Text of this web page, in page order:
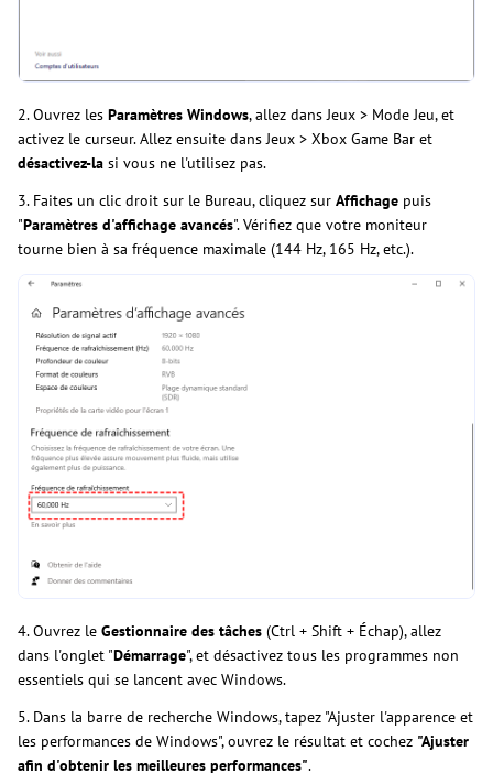
2. Ouvrez les Paramètres Windows, allez dans Jeux > Mode Jeu, et
activez le curseur. Allez ensuite dans Jeux > Xbox Game Bar et
désactivez-la si vous ne l'utilisez pas.
3. Faites un clic droit sur le Bureau, cliquez sur Affichage puis
"Paramètres d'affichage avancés". Vérifiez que votre moniteur
tourne bien à sa fréquence maximale (144 Hz, 165 Hz, etc.).
4. Ouvrez le Gestionnaire des tâches (Ctrl + Shift + Échap), allez
dans l'onglet "Démarrage", et désactivez tous les programmes non
essentiels qui se lancent avec Windows.
5. Dans la barre de recherche Windows, tapez "Ajuster l'apparence et
les performances de Windows", ouvrez le résultat et cochez "Ajuster
afin d'obtenir les meilleures performances".